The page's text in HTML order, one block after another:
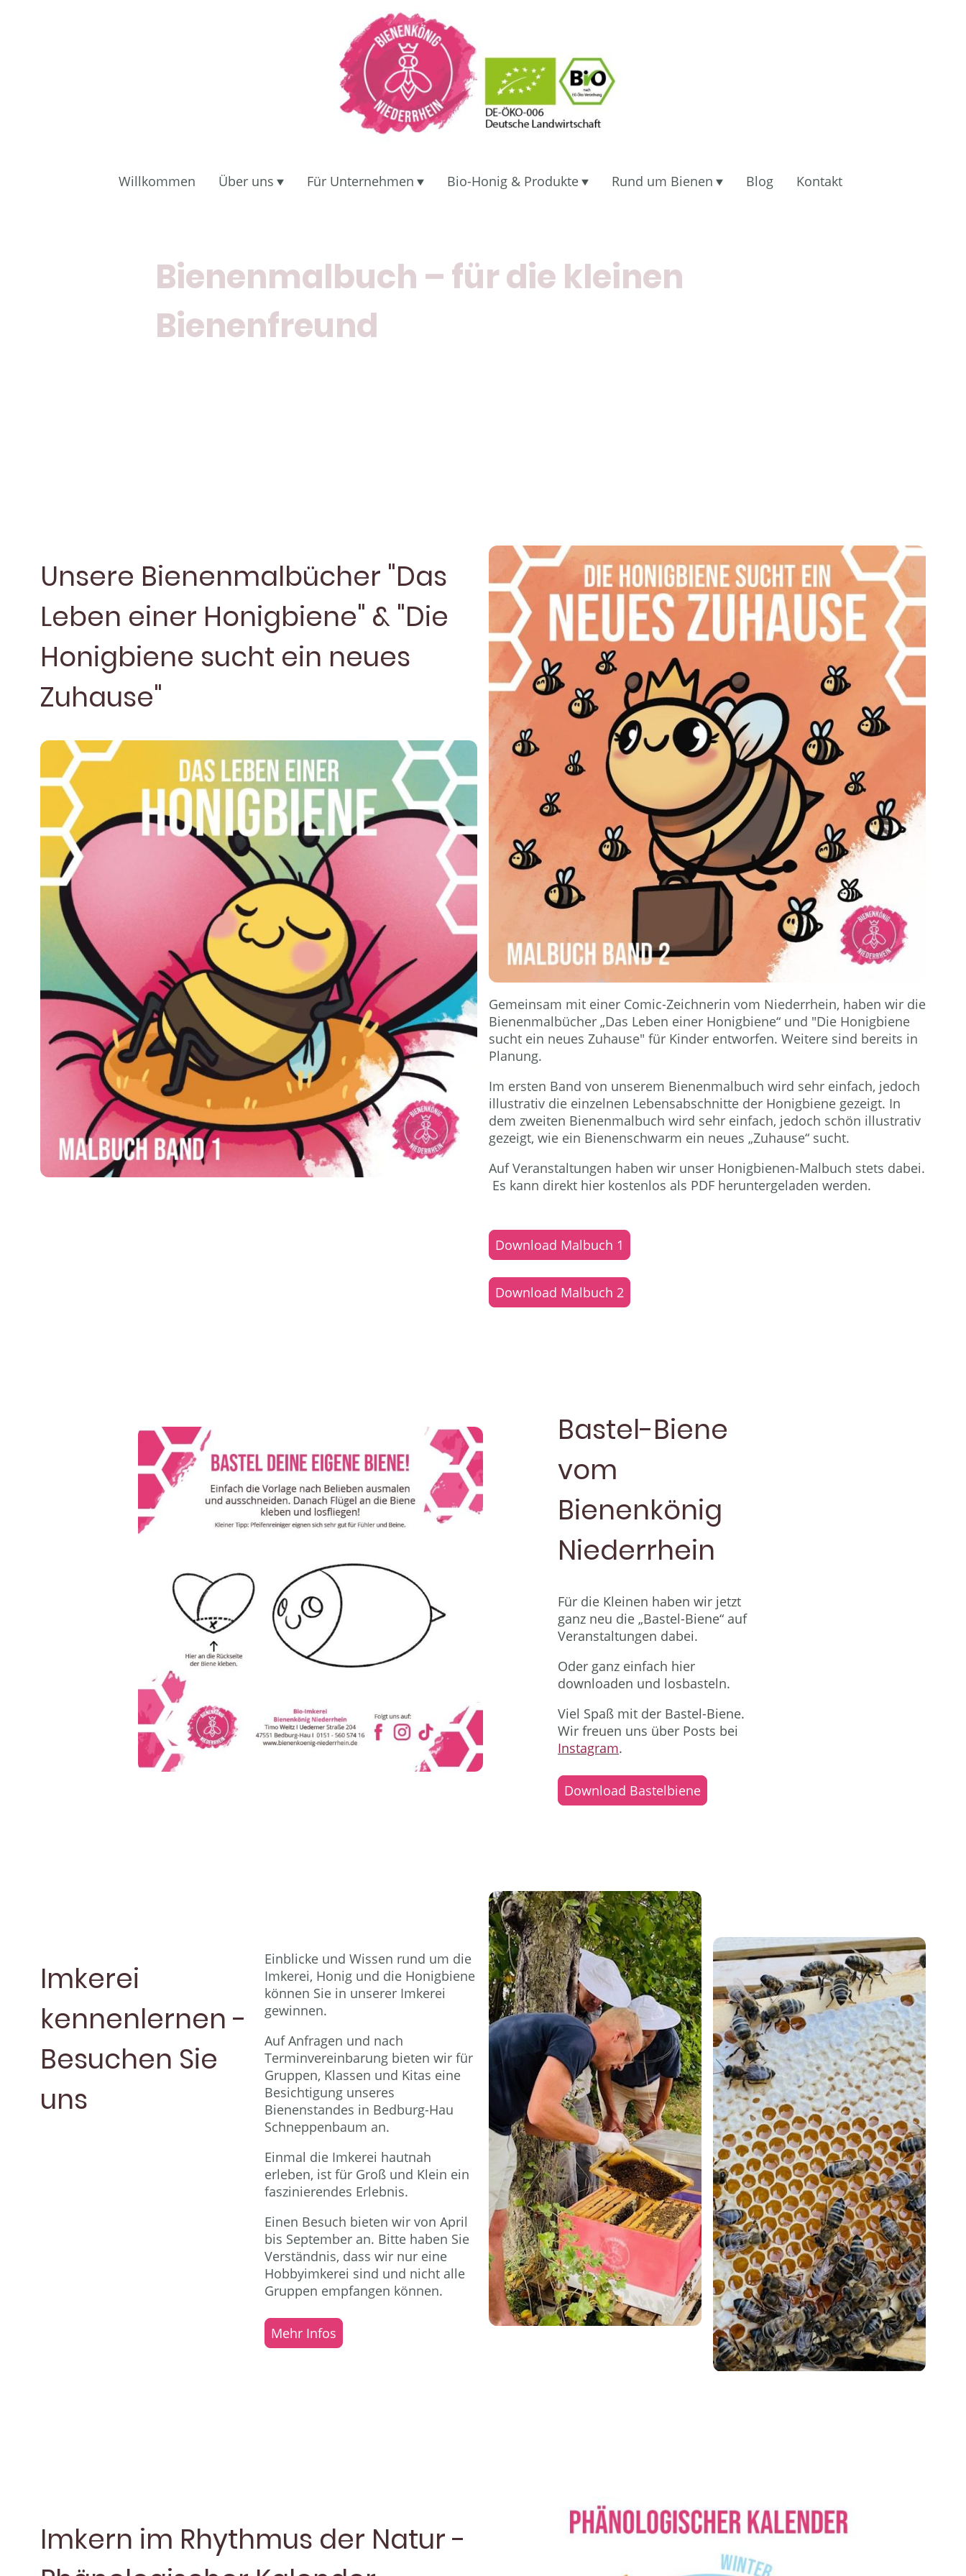
Willkommen Über uns Für Unternehmen Bio-Honig & Produkte Rund um Bienen Blog Kontakt
Bienenmalbuch – für die kleinen
Bienenfreund
Unsere Bienenmalbücher "Das
Leben einer Honigbiene" & "Die
Honigbiene sucht ein neues
Zuhause"
Gemeinsam mit einer Comic-Zeichnerin vom Niederrhein, haben wir die
Bienenmalbücher „Das Leben einer Honigbiene“ und "Die Honigbiene
sucht ein neues Zuhause" für Kinder entworfen. Weitere sind bereits in
Planung.
Im ersten Band von unserem Bienenmalbuch wird sehr einfach, jedoch
illustrativ die einzelnen Lebensabschnitte der Honigbiene gezeigt. In
dem zweiten Bienenmalbuch wird sehr einfach, jedoch schön illustrativ
gezeigt, wie ein Bienenschwarm ein neues „Zuhause“ sucht.
Auf Veranstaltungen haben wir unser Honigbienen-Malbuch stets dabei.
Es kann direkt hier kostenlos als PDF heruntergeladen werden.
Download Malbuch 1
Download Malbuch 2
Bastel-Biene
vom
Bienenkönig
Niederrhein
Für die Kleinen haben wir jetzt
ganz neu die „Bastel-Biene“ auf
Veranstaltungen dabei.
Oder ganz einfach hier
downloaden und losbasteln.
Viel Spaß mit der Bastel-Biene.
Wir freuen uns über Posts bei
Instagram.
Download Bastelbiene
Imkerei
kennenlernen -
Besuchen Sie
uns
Einblicke und Wissen rund um die
Imkerei, Honig und die Honigbiene
können Sie in unserer Imkerei
gewinnen.
Auf Anfragen und nach
Terminvereinbarung bieten wir für
Gruppen, Klassen und Kitas eine
Besichtigung unseres
Bienenstandes in Bedburg-Hau
Schneppenbaum an.
Einmal die Imkerei hautnah
erleben, ist für Groß und Klein ein
faszinierendes Erlebnis.
Einen Besuch bieten wir von April
bis September an. Bitte haben Sie
Verständnis, dass wir nur eine
Hobbyimkerei sind und nicht alle
Gruppen empfangen können.
Mehr Infos
Imkern im Rhythmus der Natur -